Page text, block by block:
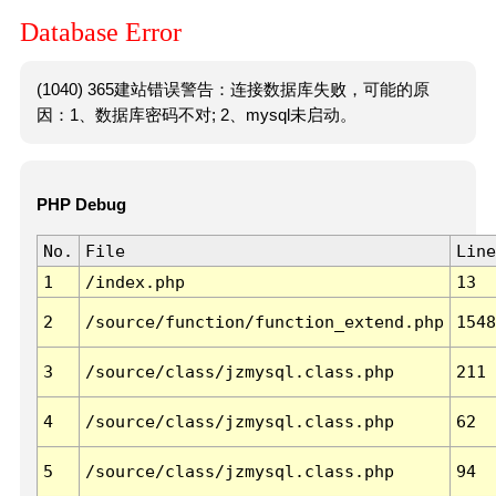
Database Error
(1040) 365建站错误警告：连接数据库失败，可能的原
因：1、数据库密码不对; 2、mysql未启动。
PHP Debug
No. File
Line
1
/index.php 13
2 /source/function/function_extend.php 1548
3 /source/class/jzmysql.class.php 211
4 /source/class/jzmysql.class.php 62
5 /source/class/jzmysql.class.php 94